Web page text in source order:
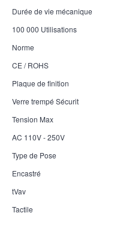
Durée de vie mécanique
100 000 Utilisations
Norme
CE / ROHS
Plaque de finition
Verre trempé Sécurit
Tension Max
AC 110V - 250V
Type de Pose
Encastré
tVav
Tactile